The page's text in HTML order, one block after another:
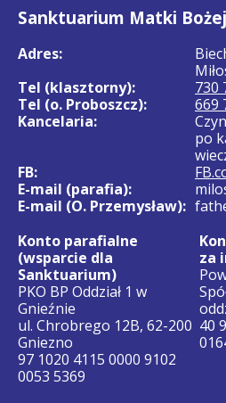
Sanktuarium Matki
Adres:
Tel (klasztorny):
730
Tel (o. Proboszcz):
669
Kancelaria:
po
FB:
E-mail (parafia):
E-mail (O. Przemysław):
Konto parafialne
(wsparcie dla
Sanktuarium)
PKO BP Oddział 1 w
Gnieźnie
ul. Chrobrego 12B, 62-200
Gniezno
97 1020 4115 0000 9102
0053 5369
za
40